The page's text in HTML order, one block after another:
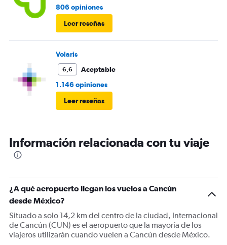
806 opiniones
Leer reseñas
Volaris
6,6
Aceptable
1.146 opiniones
Leer reseñas
Información relacionada con tu viaje
¿A qué aeropuerto llegan los vuelos a Cancún
desde México?
Situado a solo 14,2 km del centro de la ciudad, Internacional
de Cancún (CUN) es el aeropuerto que la mayoría de los
viajeros utilizarán cuando vuelen a Cancún desde México.